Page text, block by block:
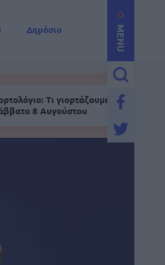
MENU
Δημόσιο
Τι γιορτάζουμε σήμερα,
8 Αυγούστου